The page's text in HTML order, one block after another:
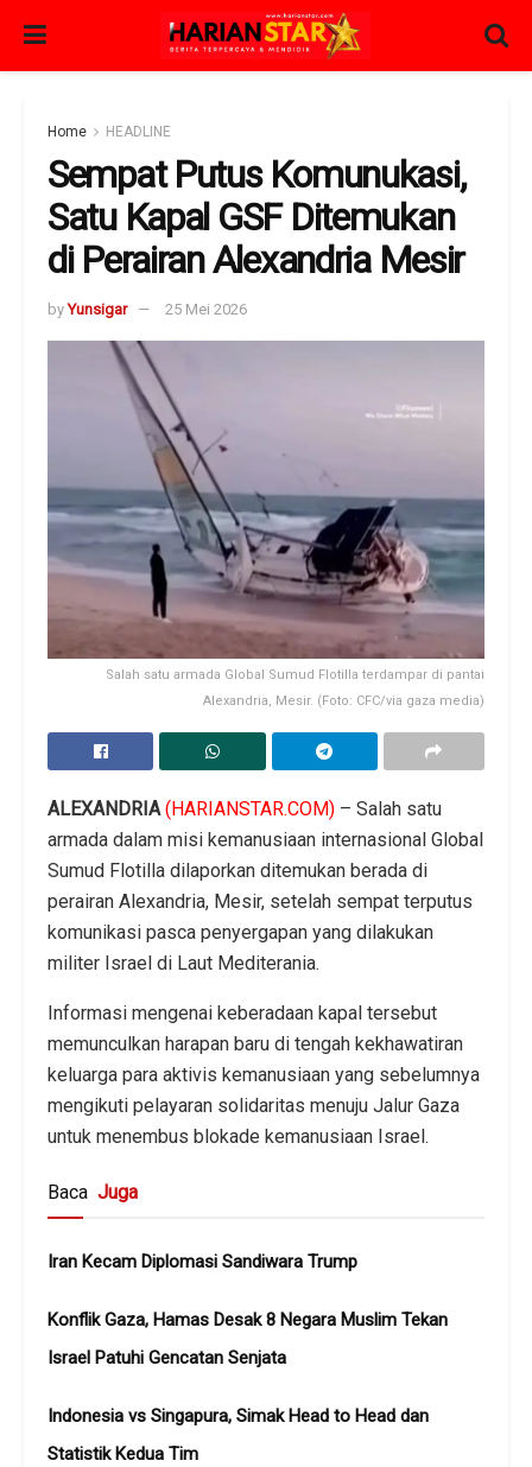
Home HEADLINE
Sempat Putus Komunukasi,
Satu Kapal GSF Ditemukan
di Perairan Alexandria Mesir
by Yunsigar 25 Mei 2026
Salah satu armada Global Sumud Flotilla terdampar di pantai
Alexandria, Mesir. (Foto: CFC/via gaza media)
ALEXANDRIA(HARIANSTAR.COM) – Salah satu
armada dalam misi kemanusiaan internasional Global
Sumud Flotilla dilaporkan ditemukan berada di
perairan Alexandria, Mesir, setelah sempat terputus
komunikasi pasca penyergapan yang dilakukan
militer Israel di Laut Mediterania.
Informasi mengenai keberadaan kapal tersebut
memunculkan harapan baru di tengah kekhawatiran
keluarga para aktivis kemanusiaan yang sebelumnya
mengikuti pelayaran solidaritas menuju Jalur Gaza
untuk menembus blokade kemanusiaan Israel.
Baca Juga
Iran Kecam Diplomasi Sandiwara Trump
Konflik Gaza, Hamas Desak 8 Negara Muslim Tekan
Israel Patuhi Gencatan Senjata
Indonesia vs Singapura, Simak Head to Head dan
Statistik Kedua Tim